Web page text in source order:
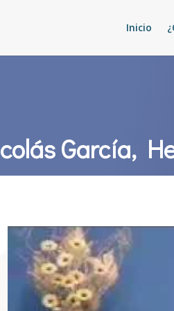
Inicio
García,